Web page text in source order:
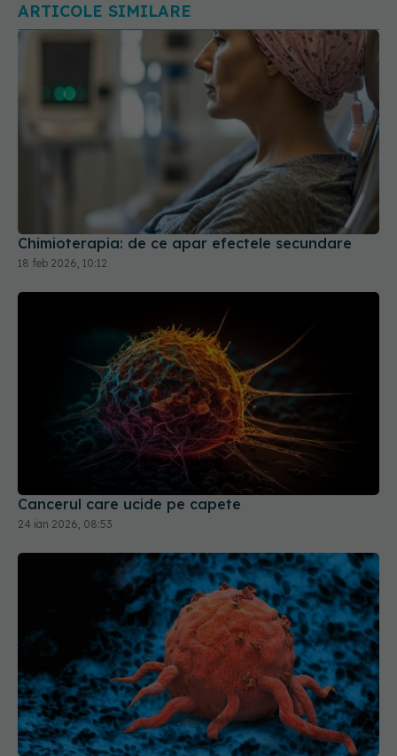
ARTICOLE SIMILARE
Chimioterapia: de ce apar efectele secundare
18 feb 2026, 10:12
Cancerul care ucide pe capete
24 ian 2026, 08:53